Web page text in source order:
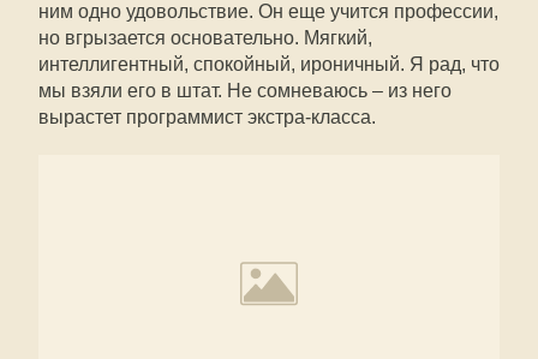
ним одно удовольствие. Он еще учится профессии,
но вгрызается основательно. Мягкий,
интеллигентный, спокойный, ироничный. Я рад, что
мы взяли его в штат. Не сомневаюсь – из него
вырастет программист экстра-класса.